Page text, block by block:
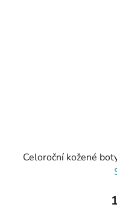
Celoroční kožené